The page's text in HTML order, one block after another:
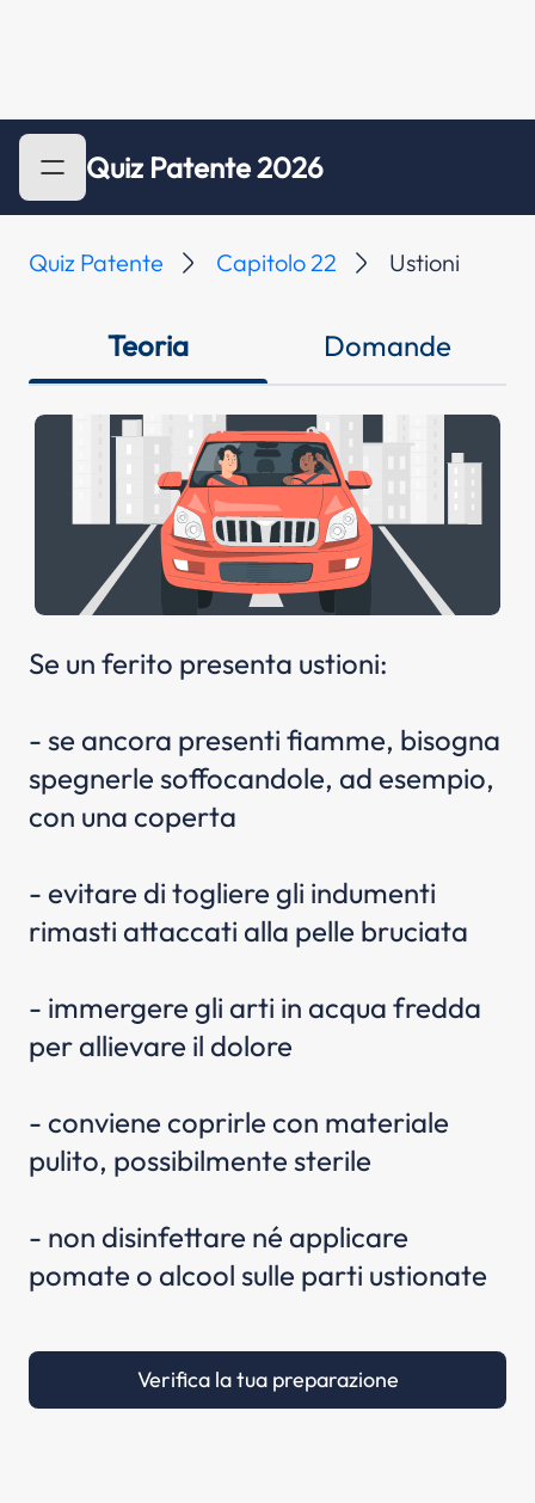
Quiz Patente 2026
Quiz Patente Capitolo 22 Ustioni
Teoria Domande
Se un ferito presenta ustioni:
- se ancora presenti fiamme, bisogna
spegnerle soffocandole, ad esempio,
con una coperta
- evitare di togliere gli indumenti
rimasti attaccati alla pelle bruciata
- immergere gli arti in acqua fredda
per allievare il dolore
- conviene coprirle con materiale
pulito, possibilmente sterile
- non disinfettare né applicare
pomate o alcool sulle parti ustionate
Verifica la tua preparazione